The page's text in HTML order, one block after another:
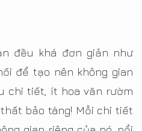
đều khá đơn giản như
để tạo nên không gian
chi tiết, ít hoa văn rườm
bảo tàng! Mỗi chi tiết